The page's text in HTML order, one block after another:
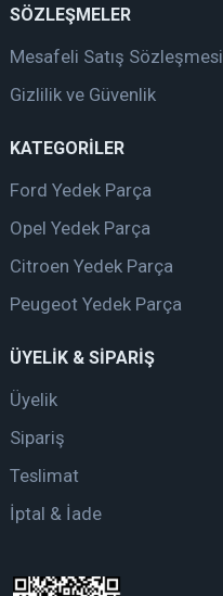
SÖZLEŞMELER
Mesafeli Satış Sözleşmesi
Gizlilik ve Güvenlik
KATEGORİLER
Ford Yedek Parça
Opel Yedek Parça
Citroen Yedek Parça
Peugeot Yedek Parça
ÜYELİK & SİPARİŞ
Üyelik
Sipariş
Teslimat
İptal & İade